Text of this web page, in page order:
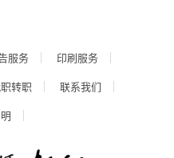
服务
印刷服务
转职
联系我们